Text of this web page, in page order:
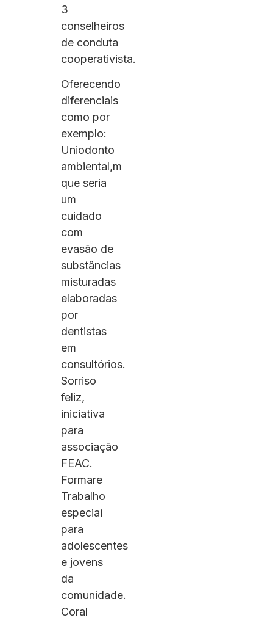
3
conselheiros
de conduta
cooperativista.
Oferecendo
diferenciais
como por
exemplo:
Uniodonto
ambiental,m
que seria
um
cuidado
com
evasão de
substâncias
misturadas
elaboradas
por
dentistas
em
consultórios.
Sorriso
feliz,
iniciativa
para
associação
FEAC.
Formare
Trabalho
especiai
para
adolescentes
e jovens
da
comunidade.
Coral